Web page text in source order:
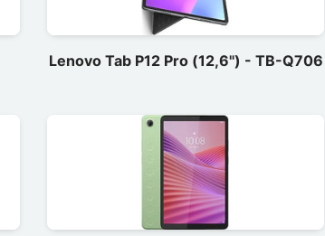
Lenovo Tab P12 Pro (12,6") - TB-Q706